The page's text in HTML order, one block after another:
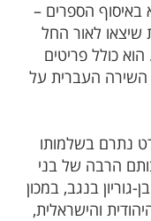
באיסוף הספרים –
מקורית שיצאו לאור החל
כולל פריטים
השירה העברית על
נתרם בשלמותו
הרבה של בני
בנגב, במכון
והישראלית,